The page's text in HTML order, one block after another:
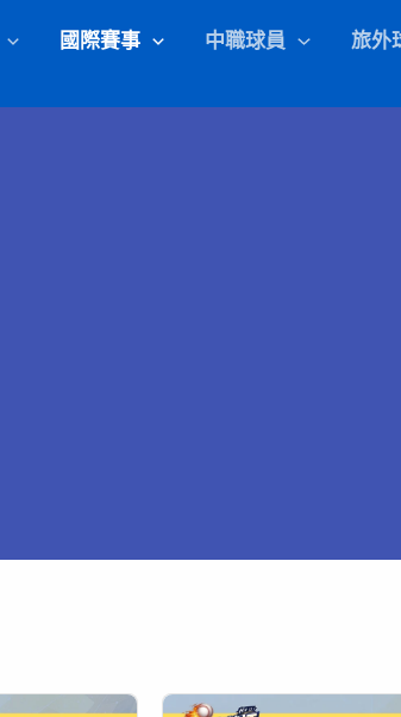
國際賽事 中職球員 旅外